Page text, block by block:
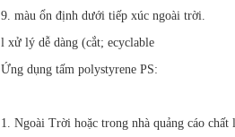
9. màu ổn định dưới tiếp xúc ngoài trời.
l xử lý dễ dàng (cắt; ecyclable
Ứng dụng tấm polystyrene PS:
1. Ngoài Trời hoặc trong nhà quảng cáo